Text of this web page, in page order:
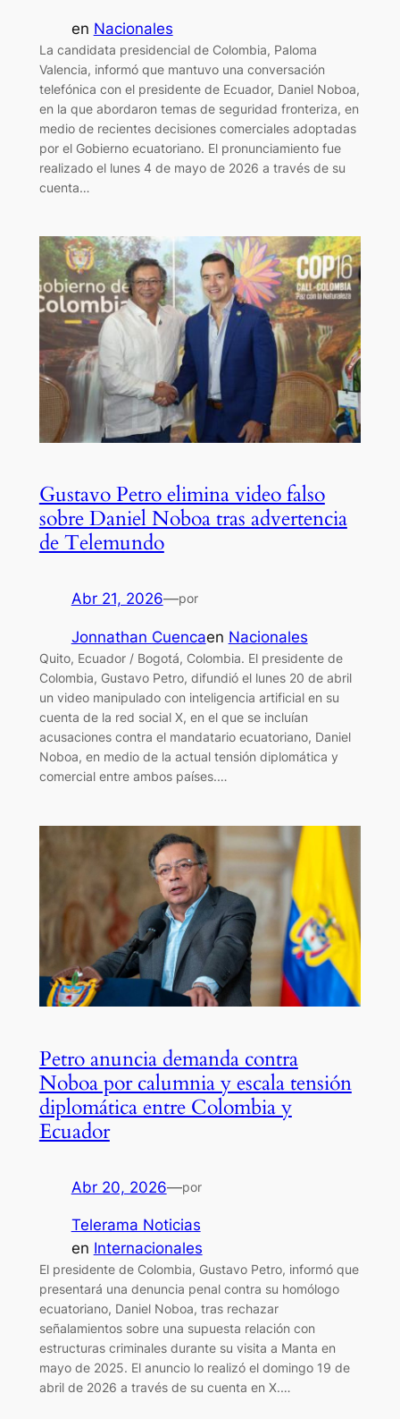
en Nacionales
La candidata presidencial de Colombia, Paloma
Valencia, informó que mantuvo una conversación
telefónica con el presidente de Ecuador, Daniel Noboa,
en la que abordaron temas de seguridad fronteriza, en
medio de recientes decisiones comerciales adoptadas
por el Gobierno ecuatoriano. El pronunciamiento fue
realizado el lunes 4 de mayo de 2026 a través de su
cuenta…
Gustavo Petro elimina video falso
sobre Daniel Noboa tras advertencia
de Telemundo
Abr 21, 2026—por
Jonnathan Cuencaen Nacionales
Quito, Ecuador / Bogotá, Colombia. El presidente de
Colombia, Gustavo Petro, difundió el lunes 20 de abril
un video manipulado con inteligencia artificial en su
cuenta de la red social X, en el que se incluían
acusaciones contra el mandatario ecuatoriano, Daniel
Noboa, en medio de la actual tensión diplomática y
comercial entre ambos países.…
Petro anuncia demanda contra
Noboa por calumnia y escala tensión
diplomática entre Colombia y
Ecuador
Abr 20, 2026—por
Telerama Noticias
en Internacionales
El presidente de Colombia, Gustavo Petro, informó que
presentará una denuncia penal contra su homólogo
ecuatoriano, Daniel Noboa, tras rechazar
señalamientos sobre una supuesta relación con
estructuras criminales durante su visita a Manta en
mayo de 2025. El anuncio lo realizó el domingo 19 de
abril de 2026 a través de su cuenta en X.…